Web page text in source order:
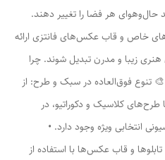
حال‌وهوای هر فضا را تغییر دهند.
خاص و قاب عکس‌های فانتزی ارائه
زیبا و مدرن تبدیل شوند. چرا
تنوع فوق‌العاده در سبک و طرح: از
طرح‌های کلاسیک و دکوراتیو، در
انتخابی ویژه وجود دارد. •
و قاب عکس‌ها با استفاده از